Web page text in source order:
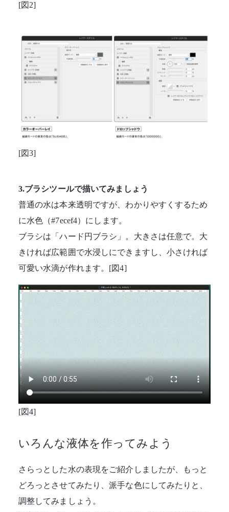
[図2]
[図3]
3.ブラシツールで描いてみましょう
普通の水は本来透明ですが、わかりやすくするため
に水色（#7ecef4）にします。
ブラシは「ハード円ブラシ」。大きさは任意で。大
きければ広範囲で水浸しにできますし、小さければ
可愛い水滴が作れます。[図4]
[図4]
いろんな液体を作ってみよう
さらっとした水の表現をご紹介しましたが、もっと
どろっとさせてみたり、派手な色にしてみたりと、
調整してみましょう。